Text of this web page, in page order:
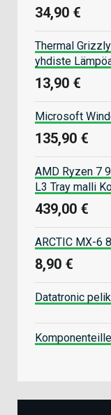
34,90 €
Thermal
yhdiste
13,90 €
Microsoft
135,90 €
AMD Ryzen 7
L3 Tray malli
439,00 €
ARCTIC MX-6
8,90 €
Datatronic